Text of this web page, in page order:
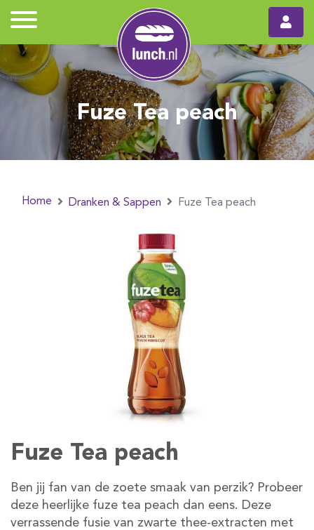
Fuze Tea peach
Home Dranken & Sappen Fuze Tea peach
Fuze Tea peach
Ben jij fan van de zoete smaak van perzik? Probeer
deze heerlijke fuze tea peach dan eens. Deze
verrassende fusie van zwarte thee-extracten met